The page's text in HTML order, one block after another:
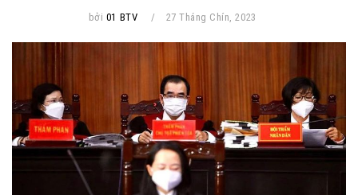
bởi 01 BTV 27 Tháng Chín, 2023